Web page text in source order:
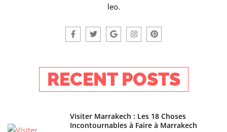
leo.
RECENT POSTS
Visiter Marrakech : Les 18 Choses
Incontournables à Faire à Marrakech